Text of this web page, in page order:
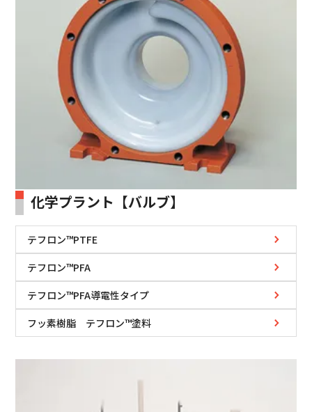
化学プラント【バルブ】
テフロン™PTFE
テフロン™PFA
テフロン™PFA導電性タイプ
フッ素樹脂 テフロン™塗料